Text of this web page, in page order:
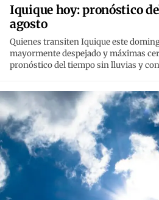
Iquique hoy: pronóstico
agosto
Quienes transiten Iquique este
mayormente despejado y máximas
pronóstico del tiempo sin lluvias y